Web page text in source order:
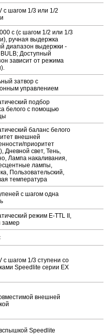
с шагом 1/3 или 1/2
с (с шагом 1/2 или 1/3
ручная выдержка
диапазон выдержки -
Доступный
зависит от режима
затвор с
управлением
подбор
белого с помощью
баланс белого
внешней
приоритет
Дневной свет, Тень,
Лампа накаливания,
лампы,
Пользовательский,
температура
с шагом одна
режим E-TTL II,
замер
с шагом 1/3 ступени со
Speedlite серии EX
внешней
Speedlite